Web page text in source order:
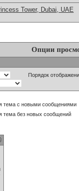
Tower, Dubai, UAE
Опции
Порядок
тема с новыми сообщениями
тема без новых сообщений